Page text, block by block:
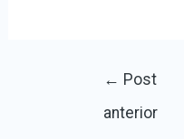
Navegação
← Post
anterior